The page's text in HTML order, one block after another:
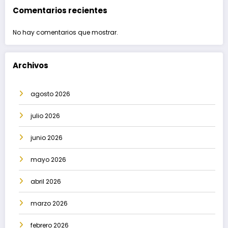
Comentarios recientes
No hay comentarios que mostrar.
Archivos
agosto 2026
julio 2026
junio 2026
mayo 2026
abril 2026
marzo 2026
febrero 2026